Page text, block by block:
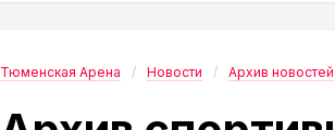
Тюменская Арена Новости Архив новостей